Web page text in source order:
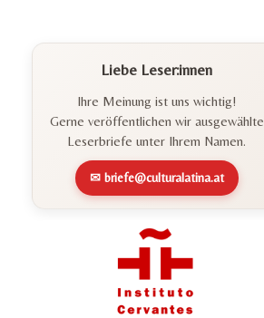
Liebe Leser:innen
Ihre Meinung ist uns wichtig!
Gerne veröffentlichen wir ausgewählte
Leserbriefe unter Ihrem Namen.
✉ briefe@culturalatina.at